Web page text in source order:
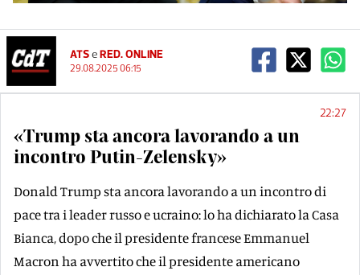
ATSeRED. ONLINE
29.08.2025 06:15
22:27
«Trump sta ancora lavorando a un
incontro Putin-Zelensky»
Donald Trump sta ancora lavorando a un incontro di
pace tra i leader russo e ucraino: lo ha dichiarato la Casa
Bianca, dopo che il presidente francese Emmanuel
Macron ha avvertito che il presidente americano